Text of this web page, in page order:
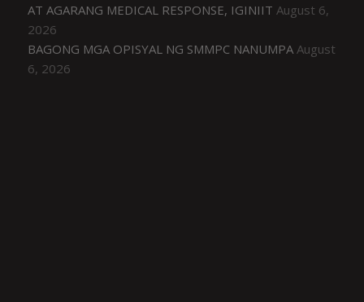
AT AGARANG MEDICAL RESPONSE, IGINIIT August 6,
2026
BAGONG MGA OPISYAL NG SMMPC NANUMPA August
6, 2026